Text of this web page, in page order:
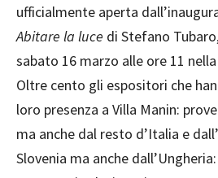
ufficialmente aperta
Abitare la luce di Stefano
sabato 16 marzo alle ore 11
Oltre cento gli espositori che
loro presenza a Villa Manin:
ma anche dal resto d’Italia e
Slovenia ma anche